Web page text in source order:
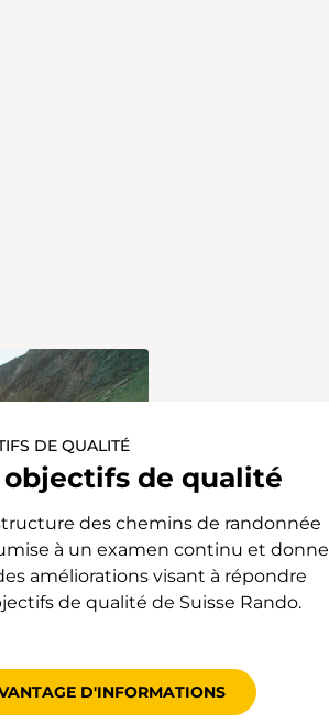
DE QUALITÉ
objectifs de qualité
des chemins de randonnée
à un examen continu et donne
améliorations visant à répondre
de qualité de Suisse Rando.
D'INFORMATIONS